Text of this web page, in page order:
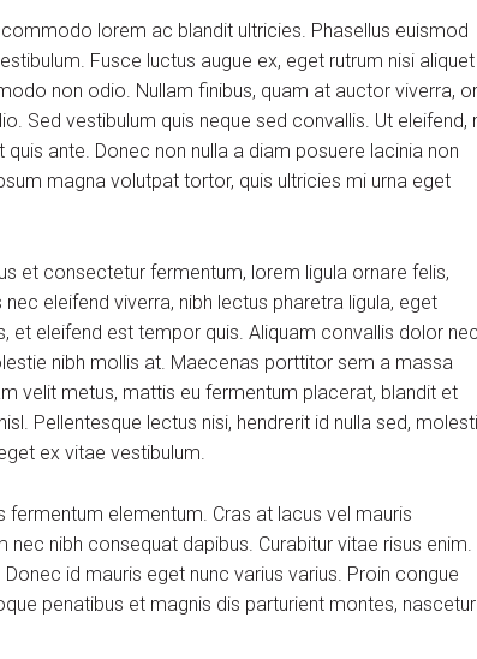
lorem ac blandit ultricies. Phasellus euismod
Fusce luctus augue ex, eget rutrum nisi aliquet
non odio. Nullam finibus, quam at auctor viverra,
Sed vestibulum quis neque sed convallis. Ut eleifend,
ante. Donec non nulla a diam posuere lacinia non
magna volutpat tortor, quis ultricies mi urna eget
et consectetur fermentum, lorem ligula ornare felis,
eleifend viverra, nibh lectus pharetra ligula, eget
et eleifend est tempor quis. Aliquam convallis dolor
nibh mollis at. Maecenas porttitor sem a massa
velit metus, mattis eu fermentum placerat, blandit et
Pellentesque lectus nisi, hendrerit id nulla sed,
ex vitae vestibulum.
elementum. Cras at lacus vel mauris
nibh consequat dapibus. Curabitur vitae risus enim.
id mauris eget nunc varius varius. Proin congue
penatibus et magnis dis parturient montes, nascetur